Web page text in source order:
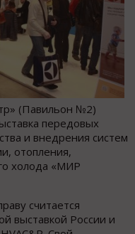
(Павильон №2)
передовых
и внедрения систем
отопления,
холода «МИР
считается
выставкой России и